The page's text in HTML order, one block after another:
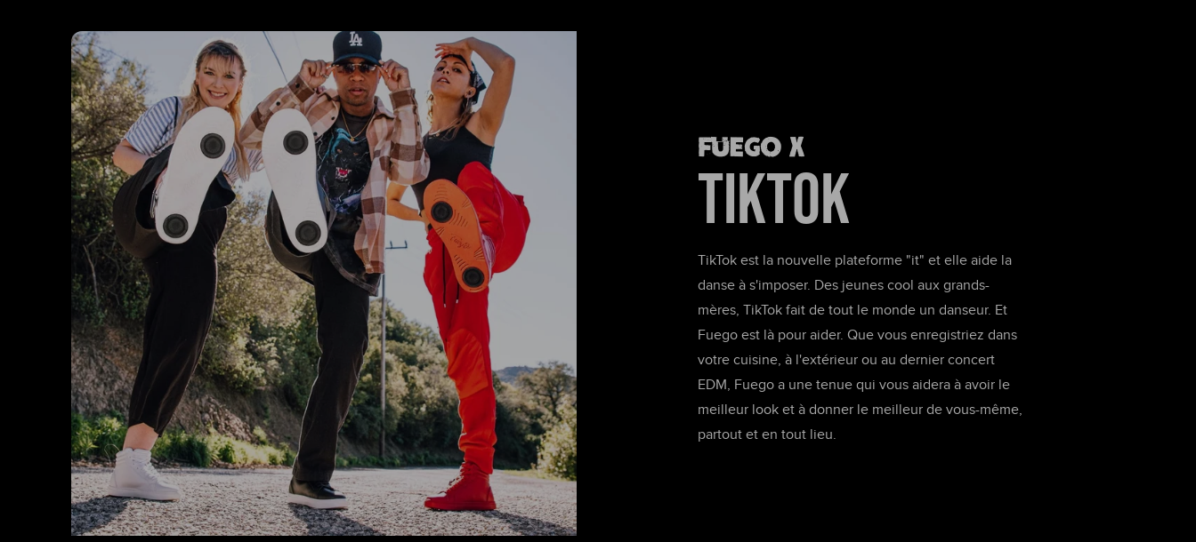
Fuego x
TIKTOK
TikTok est la nouvelle plateforme "it" et elle aide la
danse à s'imposer. Des jeunes cool aux grands-
mères, TikTok fait de tout le monde un danseur. Et
Fuego est là pour aider. Que vous enregistriez dans
votre cuisine, à l'extérieur ou au dernier concert
EDM, Fuego a une tenue qui vous aidera à avoir le
meilleur look et à donner le meilleur de vous-même,
partout et en tout lieu.